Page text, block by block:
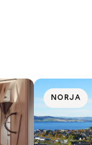
NORJA